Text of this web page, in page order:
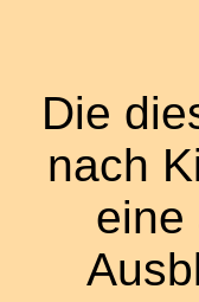
Die
nach
eine